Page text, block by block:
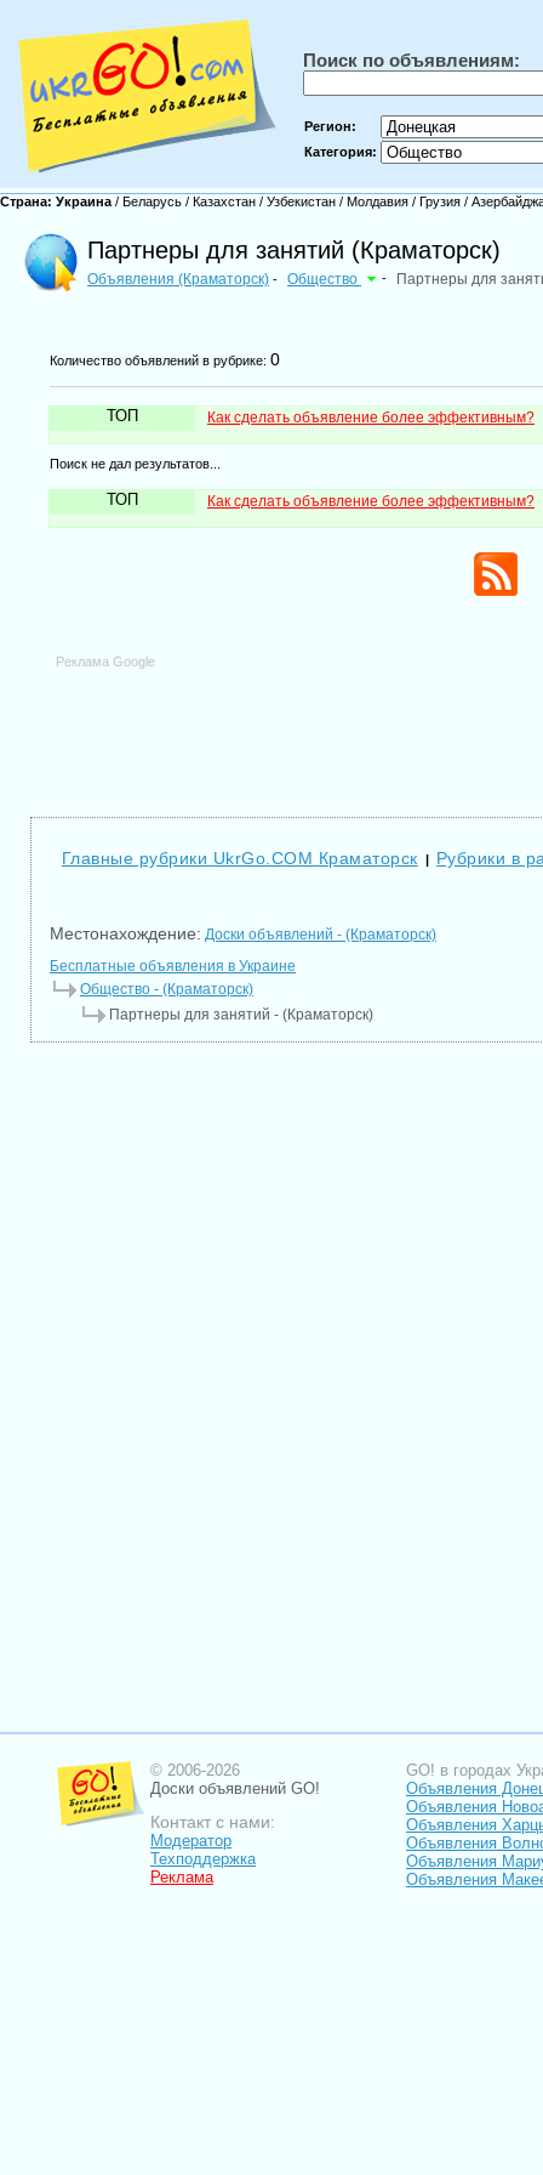
Поиск по объявлениям:
Регион:
Категория:
Страна: Украина / Беларусь / Казахстан / Узбекистан / Молдавия / Грузия /
Партнеры для занятий (Краматорск)
Объявления (Краматорск) - Общество - Партнеры для
Количество объявлений в рубрике: 0
ТОП Как сделать объявление более эффективным?
Поиск не дал результатов...
ТОП Как сделать объявление более эффективным?
Реклама Google
Главные рубрики UkrGo.COM Краматорск | Рубрики в
Местонахождение: Доски объявлений - (Краматорск)
Бесплатные объявления в Украине
Общество - (Краматорск)
Партнеры для занятий - (Краматорск)
© 2006-2026
Доски объявлений GO!
Контакт с нами:
Модератор
Техподдержка
Реклама
GO! в городах
Объявления
Объявления
Объявления
Объявления
Объявления
Объявления